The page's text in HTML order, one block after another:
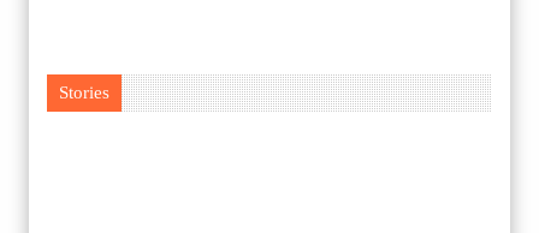
Stories